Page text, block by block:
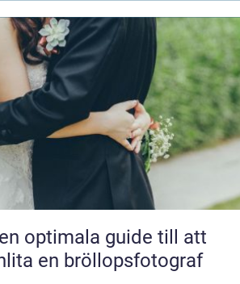
optimala guide till att
en bröllopsfotograf